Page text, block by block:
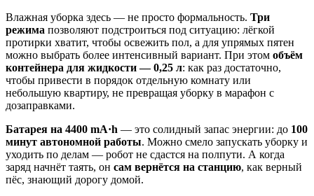
Влажная уборка здесь — не просто формальность. Три
режима позволяют подстроиться под ситуацию: лёгкой
протирки хватит, чтобы освежить пол, а для упрямых пятен
можно выбрать более интенсивный вариант. При этом объём
контейнера для жидкости — 0,25 л: как раз достаточно,
чтобы привести в порядок отдельную комнату или
небольшую квартиру, не превращая уборку в марафон с
дозаправками.
Батарея на 4400 mA·h — это солидный запас энергии: до 100
минут автономной работы. Можно смело запускать уборку и
уходить по делам — робот не сдастся на полпути. А когда
заряд начнёт таять, он сам вернётся на станцию, как верный
пёс, знающий дорогу домой.